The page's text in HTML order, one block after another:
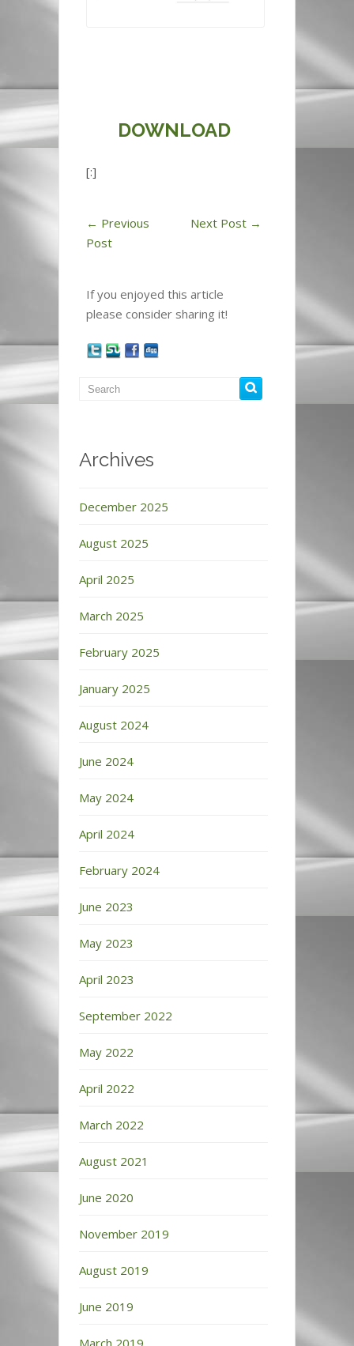
DOWNLOAD
[:]
← Previous
Post
Next Post →
If you enjoyed this article
please consider sharing it!
Archives
December 2025
August 2025
April 2025
March 2025
February 2025
January 2025
August 2024
June 2024
May 2024
April 2024
February 2024
June 2023
May 2023
April 2023
September 2022
May 2022
April 2022
March 2022
August 2021
June 2020
November 2019
August 2019
June 2019